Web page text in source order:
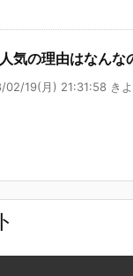
気の理由はなんな
02/19(月) 21:31:58 き